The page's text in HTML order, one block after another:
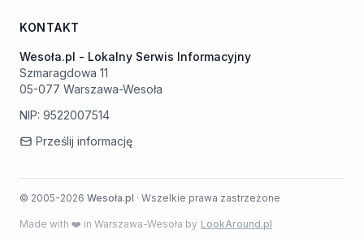
KONTAKT
Wesoła.pl - Lokalny Serwis Informacyjny
Szmaragdowa 11
05-077 Warszawa-Wesoła
NIP: 9522007514
Prześlij informację
© 2005-2026 Wesoła.pl · Wszelkie prawa zastrzeżone
Made with ❤️ in Warszawa-Wesoła by LookAround.pl